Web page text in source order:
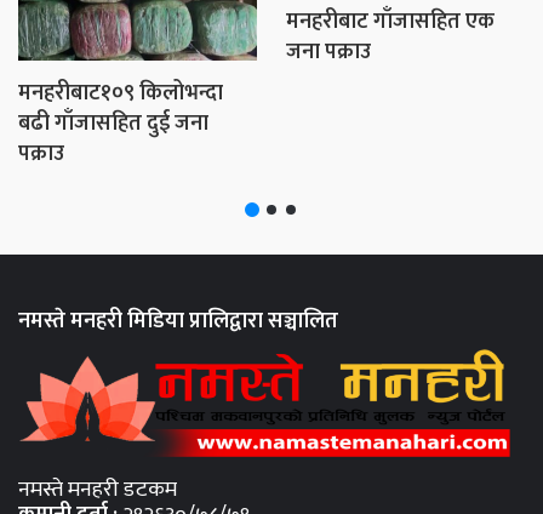
मनहरीबाट१०९ किलोभन्दा
बढी गाँजासहित दुई जना
पक्राउ
मनहरीबाट गाँजासहित एक
जना पक्राउ
नमस्ते मनहरी मिडिया प्रालिद्वारा सञ्चालित
नमस्ते मनहरी डटकम